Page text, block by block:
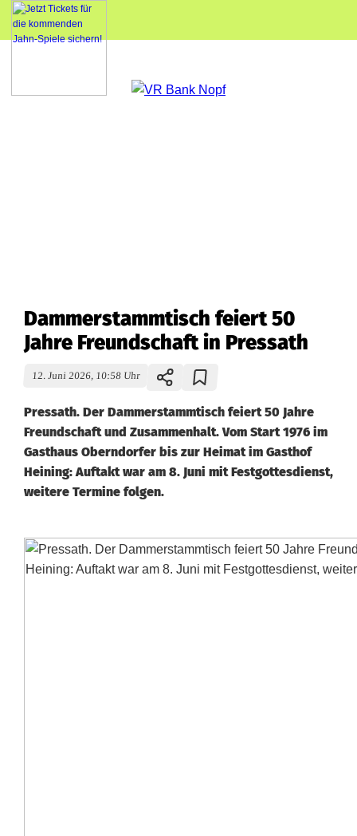
Dammerstammtisch feiert 50
Jahre Freundschaft in Pressath
12. Juni 2026, 10:58 Uhr
Pressath. Der Dammerstammtisch feiert 50 Jahre
Freundschaft und Zusammenhalt. Vom Start 1976 im
Gasthaus Oberndorfer bis zur Heimat im Gasthof
Heining: Auftakt war am 8. Juni mit Festgottesdienst,
weitere Termine folgen.